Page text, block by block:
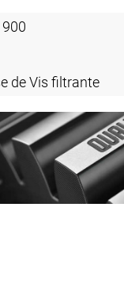
de Vis filtrante